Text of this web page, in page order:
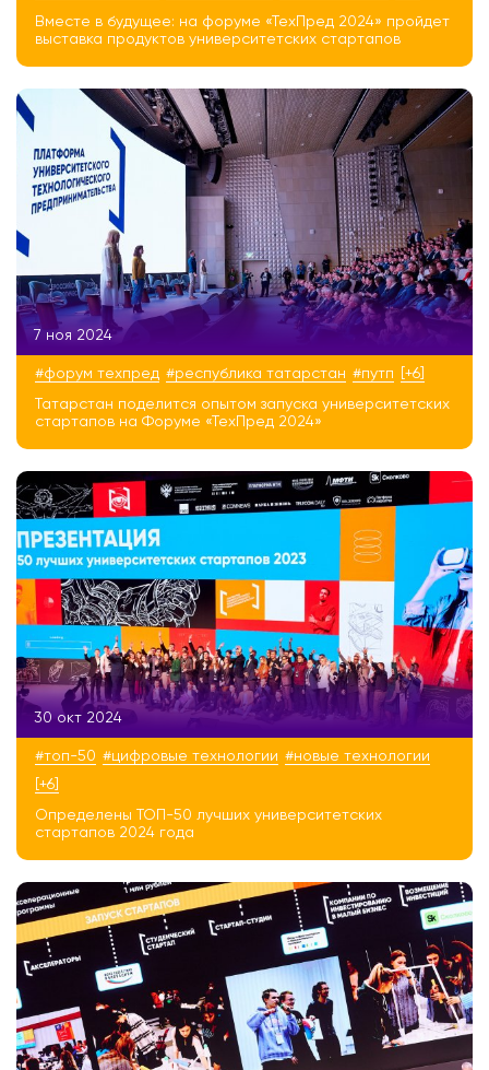
Вместе в будущее: на форуме «ТехПред 2024» пройдет
выставка продуктов университетских стартапов
7 ноя 2024
#форум техпред #республика татарстан #путп
[+6]
Татарстан поделится опытом запуска университетских
стартапов на Форуме «ТехПред 2024»
30 окт 2024
#топ-50 #цифровые технологии #новые технологии
[+6]
Определены ТОП-50 лучших университетских
стартапов 2024 года